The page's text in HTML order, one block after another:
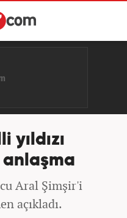
yıldızı
anlaşma
Aral Şimşir'i
açıkladı.